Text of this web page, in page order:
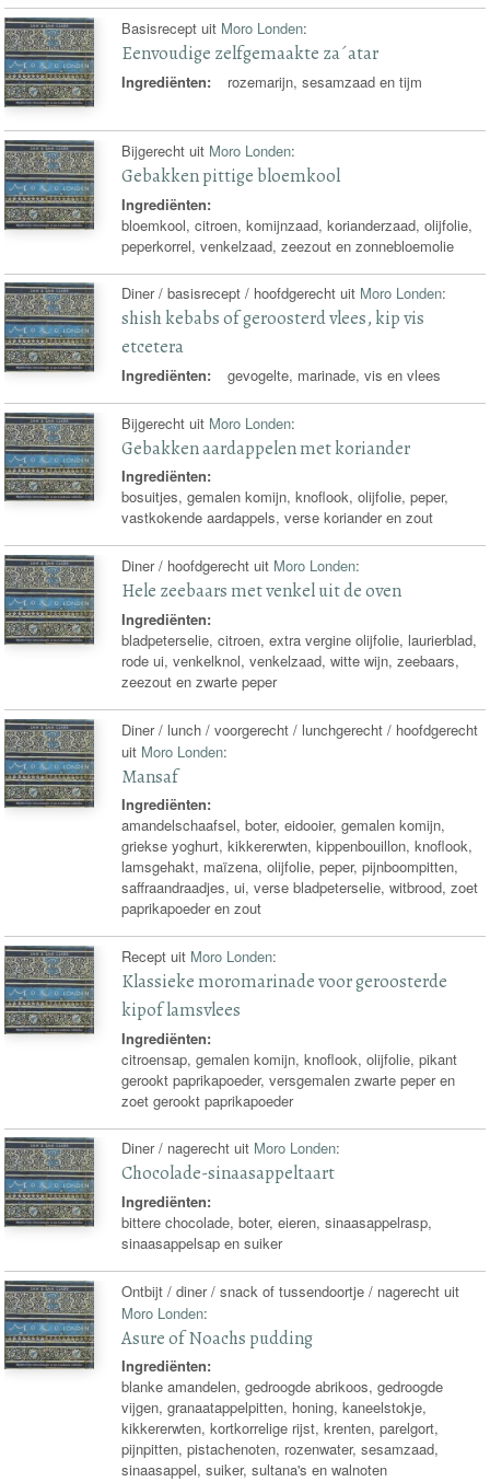
Basisrecept uit Moro Londen:
Eenvoudige zelfgemaakte za´atar
Ingrediënten: rozemarijn, sesamzaad en tijm
Bijgerecht uit Moro Londen:
Gebakken pittige bloemkool
Ingrediënten:
bloemkool, citroen, komijnzaad, korianderzaad, olijfolie,
peperkorrel, venkelzaad, zeezout en zonnebloemolie
Diner / basisrecept / hoofdgerecht uit Moro Londen:
shish kebabs of geroosterd vlees, kip vis
etcetera
Ingrediënten: gevogelte, marinade, vis en vlees
Bijgerecht uit Moro Londen:
Gebakken aardappelen met koriander
Ingrediënten:
bosuitjes, gemalen komijn, knoflook, olijfolie, peper,
vastkokende aardappels, verse koriander en zout
Diner / hoofdgerecht uit Moro Londen:
Hele zeebaars met venkel uit de oven
Ingrediënten:
bladpeterselie, citroen, extra vergine olijfolie, laurierblad,
rode ui, venkelknol, venkelzaad, witte wijn, zeebaars,
zeezout en zwarte peper
Diner / lunch / voorgerecht / lunchgerecht / hoofdgerecht
uit Moro Londen:
Mansaf
Ingrediënten:
amandelschaafsel, boter, eidooier, gemalen komijn,
griekse yoghurt, kikkererwten, kippenbouillon, knoflook,
lamsgehakt, maïzena, olijfolie, peper, pijnboompitten,
saffraandraadjes, ui, verse bladpeterselie, witbrood, zoet
paprikapoeder en zout
Recept uit Moro Londen:
Klassieke moromarinade voor geroosterde
kipof lamsvlees
Ingrediënten:
citroensap, gemalen komijn, knoflook, olijfolie, pikant
gerookt paprikapoeder, versgemalen zwarte peper en
zoet gerookt paprikapoeder
Diner / nagerecht uit Moro Londen:
Chocolade-sinaasappeltaart
Ingrediënten:
bittere chocolade, boter, eieren, sinaasappelrasp,
sinaasappelsap en suiker
Ontbijt / diner / snack of tussendoortje / nagerecht uit
Moro Londen:
Asure of Noachs pudding
Ingrediënten:
blanke amandelen, gedroogde abrikoos, gedroogde
vijgen, granaatappelpitten, honing, kaneelstokje,
kikkererwten, kortkorrelige rijst, krenten, parelgort,
pijnpitten, pistachenoten, rozenwater, sesamzaad,
sinaasappel, suiker, sultana's en walnoten